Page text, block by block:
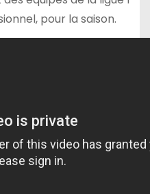
pour la saison.